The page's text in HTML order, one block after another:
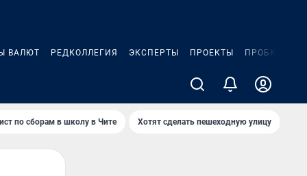
ВАЛЮТ РЕДКОЛЛЕГИЯ ЭКСПЕРТЫ ПРОЕКТЫ ПРОБКИ
по сборам в школу в Чите Хотят сделать пешеходную улицу